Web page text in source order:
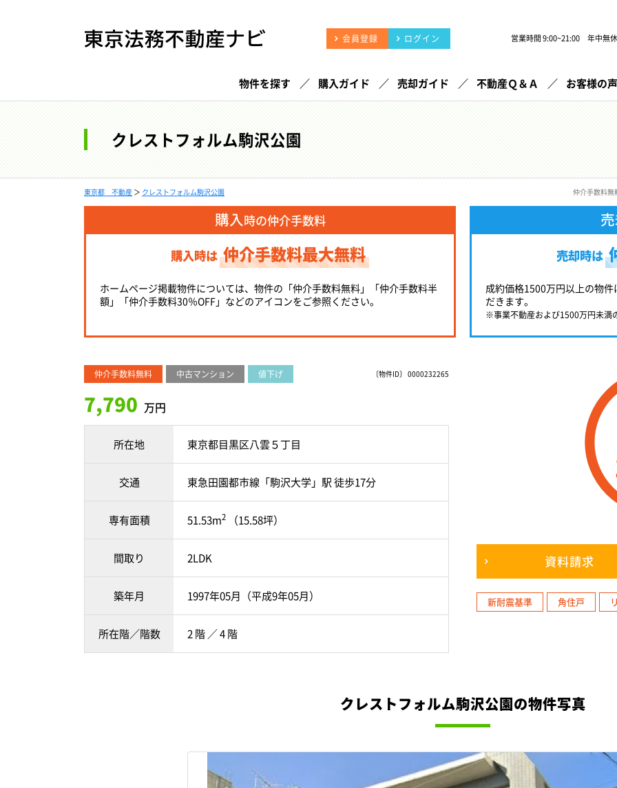
会員登録 ログイン 営業時間 9:00~21:00 年中無休
物件を探す 購入ガイド 売却ガイド 不動産Ｑ＆Ａ お客様の声
クレストフォルム駒沢公園
東京都 不動産 ＞ クレストフォルム駒沢公園 仲介手数料無
購入時の仲介手数料
購入時は 仲介手数料最大無料
ホームページ掲載物件については、物件の「仲介手数料無料」「仲介手数料半
額」「仲介手数料30％OFF」などのアイコンをご参照ください。
売却時は
成約価格1500万円以上の物
だきます。
※事業不動産および1500万円未満
〔物件ID〕 0000232265
仲介手数料無料 中古マンション 値下げ
7,790 万円
所在地 東京都目黒区八雲５丁目
交通 東急田園都市線「駒沢大学」駅 徒歩17分
専有面積 51.53m2 （15.58坪）
間取り 2LDK
築年月 1997年05月（平成9年05月）
所在階／階数 2 階 ／ 4 階
資料請求
新耐震基準 角住戸
クレストフォルム駒沢公園の物件写真